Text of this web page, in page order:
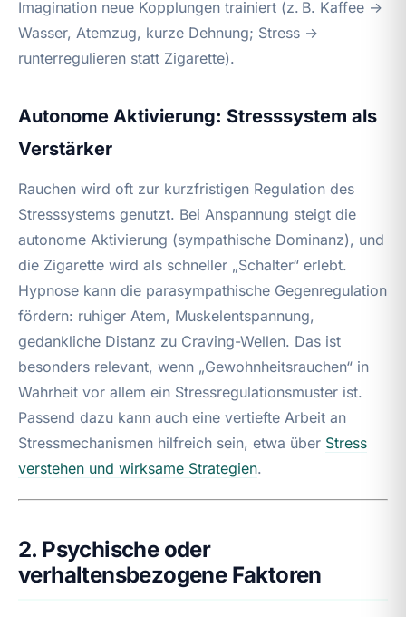
Imagination neue Kopplungen trainiert (z. B. Kaffee →
Wasser, Atemzug, kurze Dehnung; Stress →
runterregulieren statt Zigarette).
Autonome Aktivierung: Stresssystem als
Verstärker
Rauchen wird oft zur kurzfristigen Regulation des
Stresssystems genutzt. Bei Anspannung steigt die
autonome Aktivierung (sympathische Dominanz), und
die Zigarette wird als schneller „Schalter“ erlebt.
Hypnose kann die parasympathische Gegenregulation
fördern: ruhiger Atem, Muskelentspannung,
gedankliche Distanz zu Craving-Wellen. Das ist
besonders relevant, wenn „Gewohnheitsrauchen“ in
Wahrheit vor allem ein Stressregulationsmuster ist.
Passend dazu kann auch eine vertiefte Arbeit an
Stressmechanismen hilfreich sein, etwa über Stress
verstehen und wirksame Strategien.
2. Psychische oder
verhaltensbezogene Faktoren